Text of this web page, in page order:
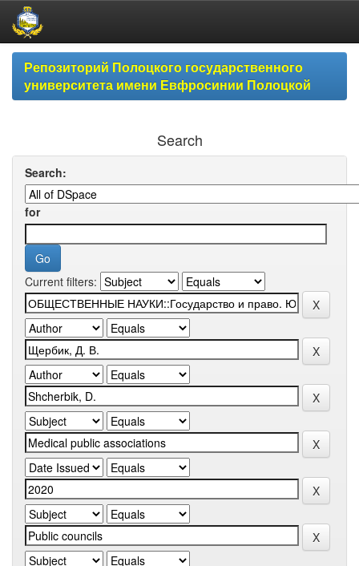
Skip
navigationРепозиторий Полоцкого государственного
университета имени Евфросинии Полоцкой
Search
Search:
for
Current filters: